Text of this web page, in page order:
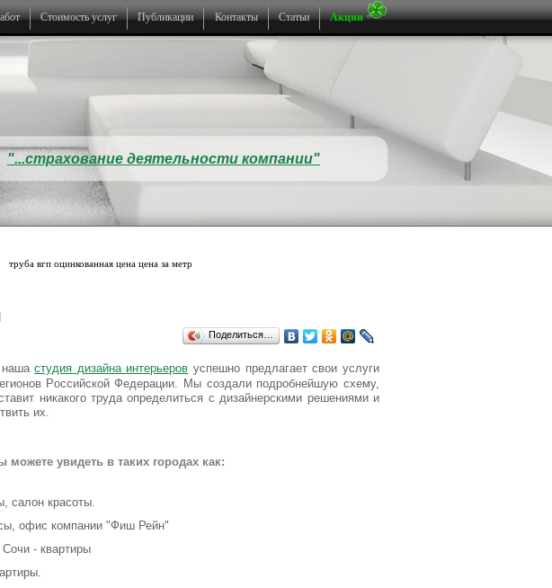
дизайн
Стоимость услуг Публикации Контакты Статьи Акции
"...страхование деятельности компании"
труба вгп оцинкованная цена цена за метр
Поделиться…
студия дизайна интерьеров успешно предлагает свои услуги
Российской Федерации. Мы создали подробнейшую схему,
никакого труда определиться с дизайнерскими решениями и
их.
увидеть в таких городах как:
салон красоты.
офис компании "Фиш Рейн"
- квартиры